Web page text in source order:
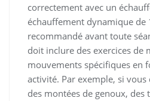
correctement avec un
échauffement dynamique de
recommandé avant toute
doit inclure des exercices de
mouvements spécifiques en
activité. Par exemple, si
des montées de genoux, des